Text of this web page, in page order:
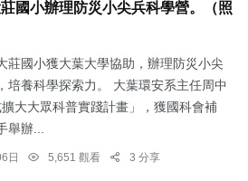
國小辦理防災小尖兵科學營。（照
莊國小獲大葉大學協助，辦理防災小尖
培養科學探索力。 大葉環安系主任周中
大大眾科普實踐計畫」，獲國科會補
舉辦...
日 5,651 觀看 3 分享